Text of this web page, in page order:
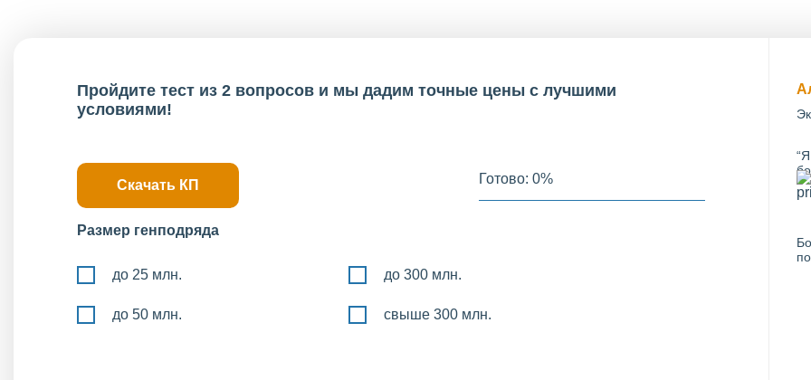
Пройдите тест из 2 вопросов и мы дадим точные цены с лучшими
условиями!
Скачать КП Готово: 0%
Размер генподряда
до 25 млн.
до 50 млн.
до 300 млн.
свыше 300 млн.